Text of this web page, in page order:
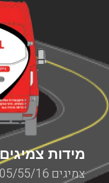
מידות צמיגים
צמיגים 205/55/16